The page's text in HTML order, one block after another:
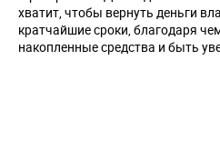
хватит, чтобы вернуть деньги
кратчайшие сроки, благодаря
накопленные средства и быть